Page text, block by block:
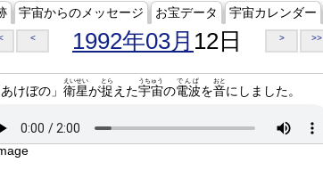
宇宙からのメッセージ お宝データ 宇宙カレンダー
< 1992年03月 12日 > >>
けぼの」 衛星
えいせい
が捉
とら
えた宇宙
うちゅう
の電波
でんぱ
を音
おと
にしました。